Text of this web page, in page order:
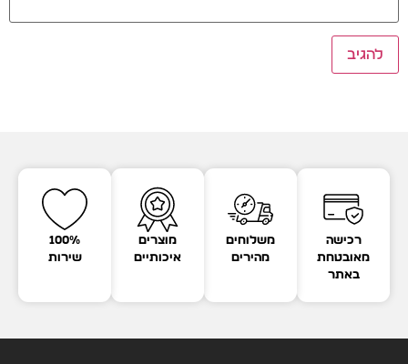
רכישה
מאובטחת
באתר
משלוחים
מהירים
מוצרים
איכותיים
100%
שירות